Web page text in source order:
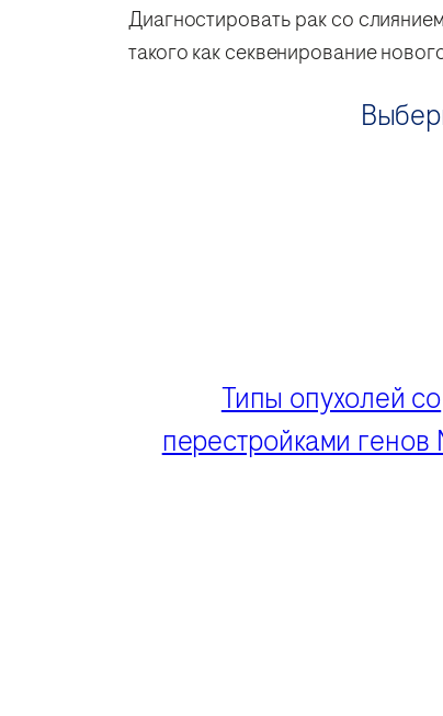
Диагностировать рак со
такого как секвенирование
Типы опухолей со
перестройками генов